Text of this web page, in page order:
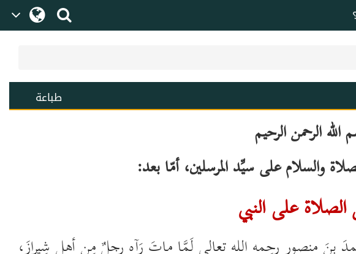
طباعة
الله الرحمن الرحيم
والسلام على سيِّد المرسلين، أمّا بعد:
على النبي
بنَ منصورٍ رحِمه الله تعالى لَمَّا ماتَ رَآه رجلٌ مِن أهلِ شِيرازَ،